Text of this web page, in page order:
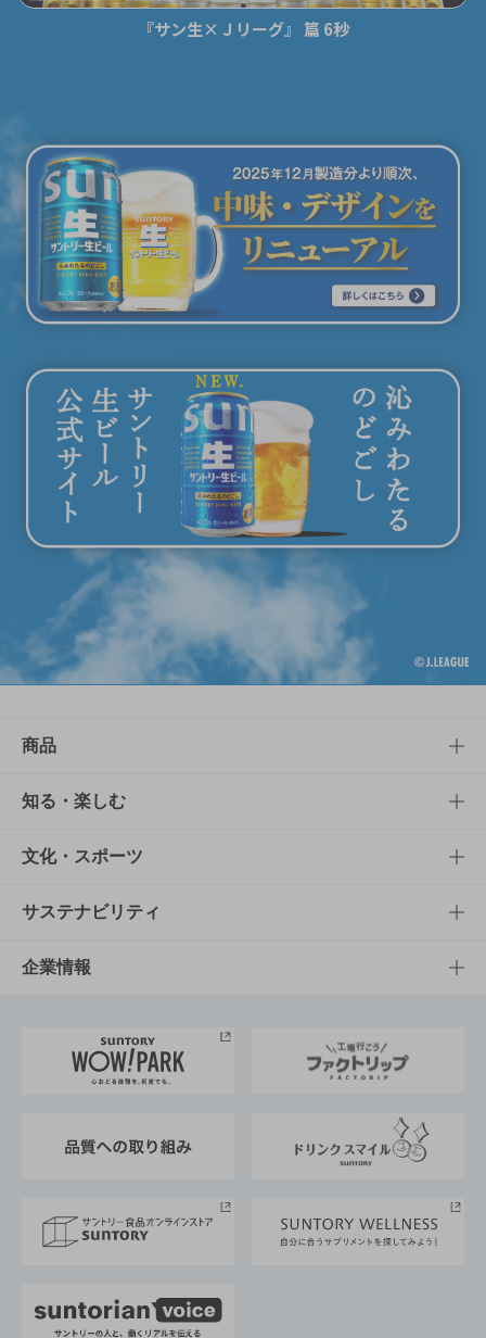
『サン生×Ｊリーグ』 篇 6秒
商品
商品TOP
商品一覧
商品発売情報
栄養成分一覧
知る・楽しむ
知る・楽しむTOP
キャンペーン
工場見学
地域情報
文化・スポーツ
文化・スポーツTOP
サントリーホール
サントリーサンバーズ大阪
サステナビリティ
サステナビリティTOP
サントリーが考えるサステナビリティ経営
企業情報
企業概要
採用情報